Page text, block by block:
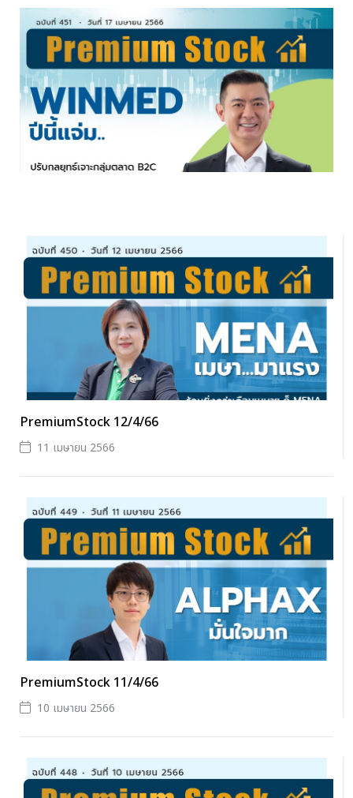
PremiumStock 12/4/66
11 เมษายน 2566
PremiumStock 11/4/66
10 เมษายน 2566